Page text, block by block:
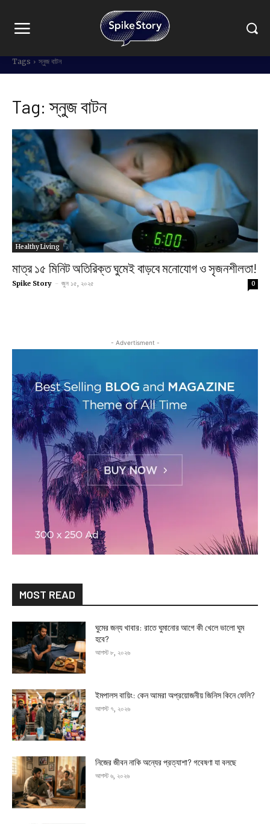
Tags স্নুজ বাটন
Tag:স্নুজ বাটন
Healthy Living
মাত্র ১৫ মিনিট অতিরিক্ত ঘুমেই বাড়বে মনোযোগ ও সৃজনশীলতা!
Spike Story - জুন ১৫, ২০২৫ 0
- Advertisment -
MOST READ
ঘুমের জন্য খাবার: রাতে ঘুমানোর আগে কী খেলে ভালো ঘুম
হবে?
আগস্ট ৮, ২০২৬
ইমপালস বায়িং: কেন আমরা অপ্রয়োজনীয় জিনিস কিনে ফেলি?
আগস্ট ৭, ২০২৬
নিজের জীবন নাকি অন্যের প্রত্যাশা? গবেষণা যা বলছে
আগস্ট ৬, ২০২৬